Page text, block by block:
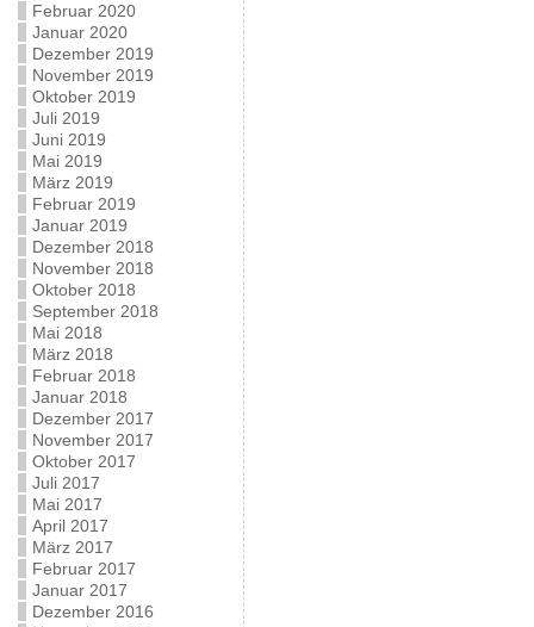
Februar 2020
Januar 2020
Dezember 2019
November 2019
Oktober 2019
Juli 2019
Juni 2019
Mai 2019
März 2019
Februar 2019
Januar 2019
Dezember 2018
November 2018
Oktober 2018
September 2018
Mai 2018
März 2018
Februar 2018
Januar 2018
Dezember 2017
November 2017
Oktober 2017
Juli 2017
Mai 2017
April 2017
März 2017
Februar 2017
Januar 2017
Dezember 2016